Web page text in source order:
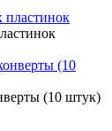
(10 штук)